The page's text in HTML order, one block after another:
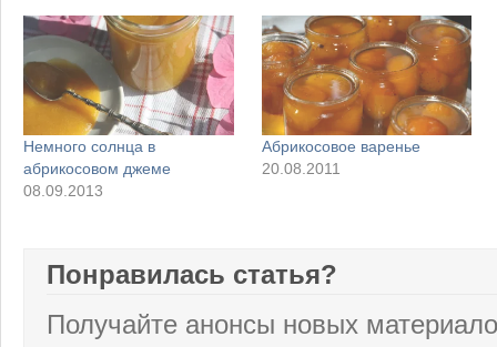
Немного солнца в
абрикосовом джеме
08.09.2013
Абрикосовое варенье
20.08.2011
Понравилась статья?
Получайте анонсы новых